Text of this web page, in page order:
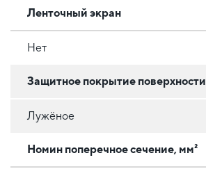
Ленточный экран
Нет
Защитное покрытие поверхности
Лужёное
Номин поперечное сечение, мм²